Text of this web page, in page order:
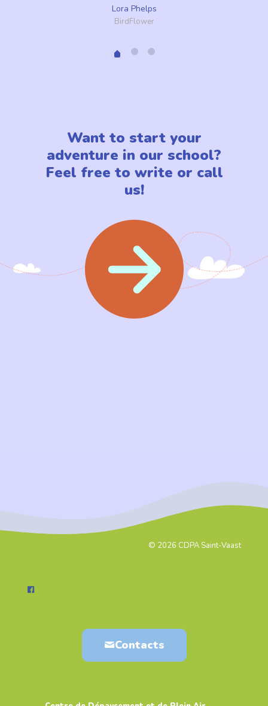
Lora Phelps
BirdFlower
Want to start your
adventure in our school?
Feel free to write or call
us!
© 2026 CDPA Saint-Vaast
Contacts